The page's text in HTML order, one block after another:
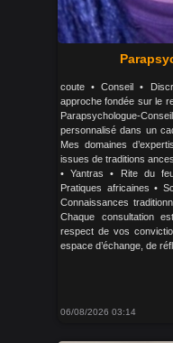
coute • Conseil •
approche fondée sur le
Parapsychologue-
personnalisé dans un
Mes domaines
issues de traditions
• Yantras • Rite du
Pratiques africaines •
Connaissances
Chaque consultation
respect de vos
espace d’échange, de
06/08/2026 03:14